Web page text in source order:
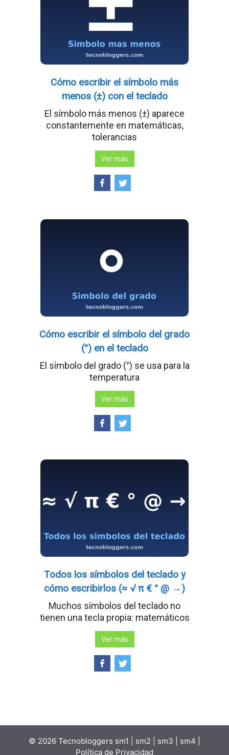
Cómo escribir el símbolo más
menos (±) con el teclado
El símbolo más menos (±) aparece
constantemente en matemáticas,
tolerancias
Ver más
Cómo escribir el símbolo del grado
(°) en el teclado
El símbolo del grado (°) se usa para la
temperatura
Ver más
Todos los símbolos del teclado y
cómo escribirlos (≈ √ π € ° @ →)
Muchos símbolos del teclado no
tienen una tecla propia: matemáticos
Ver más
© 2026 Tecnobloggers sm1 sm2 sm3 sm4
Política de Privacidad